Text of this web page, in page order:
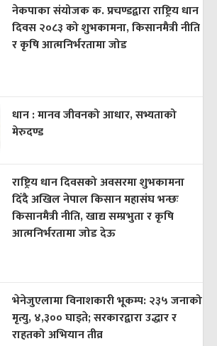
नेकपाका संयोजक क. प्रचण्डद्वारा राष्ट्रिय धान
दिवस २०८३ को शुभकामना, किसानमैत्री नीति
र कृषि आत्मनिर्भरतामा जोड
धान : मानव जीवनको आधार, सभ्यताको
मेरुदण्ड
राष्ट्रिय धान दिवसको अवसरमा शुभकामना
दिँदै अखिल नेपाल किसान महासंघ भन्छः
किसानमैत्री नीति, खाद्य सम्प्रभुता र कृषि
आत्मनिर्भरतामा जोड देऊ
भेनेजुएलामा विनाशकारी भूकम्प: २३५ जनाको
मृत्यु, ४,३०० घाइते; सरकारद्वारा उद्धार र
राहतको अभियान तीव्र